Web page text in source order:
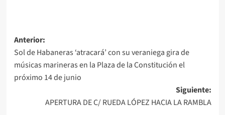
Navegación
de
entradas
Anterior:
Sol de Habaneras ‘atracará’ con su veraniega gira de
músicas marineras en la Plaza de la Constitución el
próximo 14 de junio
Siguiente:
APERTURA DE C/ RUEDA LÓPEZ HACIA LA RAMBLA